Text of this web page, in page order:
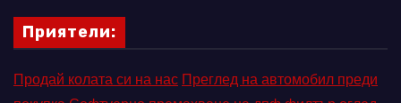
Приятели:
Продай колата си на нас Преглед на автомобил преди